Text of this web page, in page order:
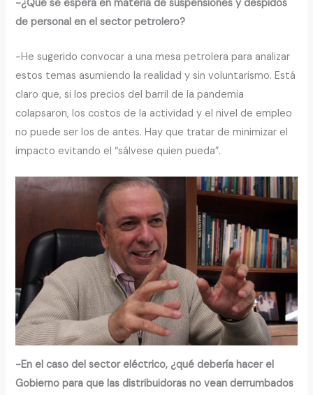
-¿Qué se espera en materia de suspensiones y despidos
de personal en el sector petrolero?
-He sugerido convocar a una mesa petrolera para analizar
estos temas asumiendo la realidad y sin voluntarismo. Está
claro que, si los precios del barril de la pandemia
colapsaron, los costos de la actividad y el nivel de empleo
no puede ser los de antes. Hay que tratar de minimizar el
impacto evitando el “sálvese quien pueda”.
-En el caso del sector eléctrico, ¿qué debería hacer el
Gobierno para que las distribuidoras no vean derrumbados